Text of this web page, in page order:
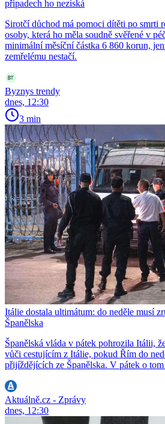
případech ho nezíská
Sirotčí důchod má pomoci dítěti po smrti
osoby, která ho měla soudně svěřené v
minimální měsíční částka 6 860 korun,
zemřelému nestačí.
Byznys trendy
dnes, 12:30
3 min
Itálie dostala ultimátum: do neděle musí
Španělska
Španělská vláda v pátek pohrozila Itálii,
vůči cestujícím z Itálie, pokud Řím do
přijíždějících ze Španělska. V pátek o
Aktuálně.cz - Zprávy
dnes, 12:30